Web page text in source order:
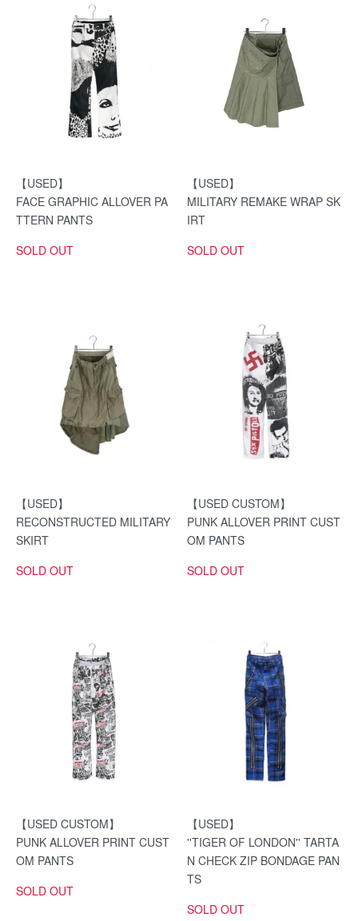
【USED】
FACE GRAPHIC ALLOVER PA
TTERN PANTS
SOLD OUT
【USED】
MILITARY REMAKE WRAP SK
IRT
SOLD OUT
【USED】
RECONSTRUCTED MILITARY
SKIRT
SOLD OUT
【USED CUSTOM】
PUNK ALLOVER PRINT CUST
OM PANTS
SOLD OUT
【USED CUSTOM】
PUNK ALLOVER PRINT CUST
OM PANTS
SOLD OUT
【USED】
''TIGER OF LONDON'' TARTA
N CHECK ZIP BONDAGE PAN
TS
SOLD OUT